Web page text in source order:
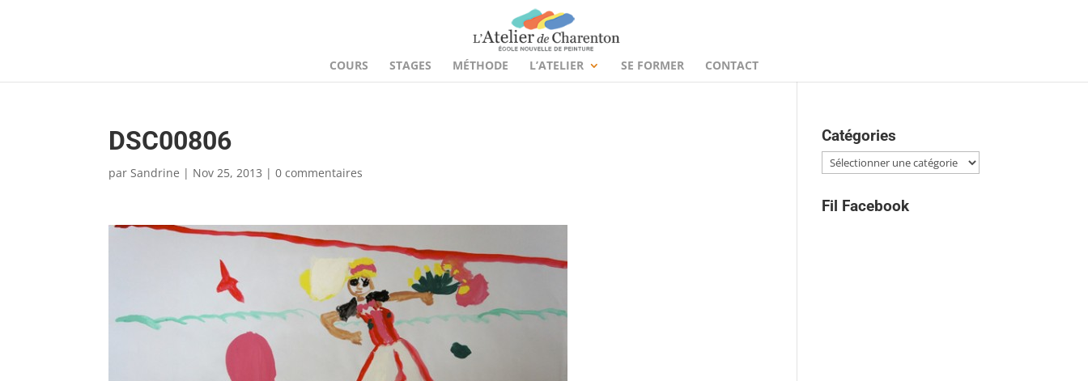
COURS STAGES MÉTHODE L’ATELIER SE FORMER CONTACT
DSC00806
parSandrine | Nov 25, 2013 |0 commentaires
Catégories
Catégories
Fil Facebook